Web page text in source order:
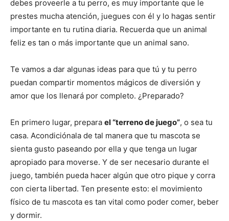
Fotos
Cachorros
debes proveerle a tu perro, es muy importante que le
prestes mucha atención, juegues con él y lo hagas sentir
importante en tu rutina diaria. Recuerda que un animal
feliz es tan o más importante que un animal sano.
Te vamos a dar algunas ideas para que tú y tu perro
puedan compartir momentos mágicos de diversión y
amor que los llenará por completo. ¿Preparado?
En primero lugar, prepara el “terreno de juego”, o sea tu
casa. Acondiciónala de tal manera que tu mascota se
sienta gusto paseando por ella y que tenga un lugar
apropiado para moverse. Y de ser necesario durante el
juego, también pueda hacer algún que otro pique y corra
con cierta libertad. Ten presente esto: el movimiento
físico de tu mascota es tan vital como poder comer, beber
y dormir.